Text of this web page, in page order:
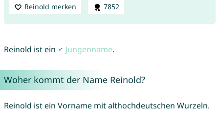
Reinold merken 7852
Reinold ist ein ♂ Jungenname.
Woher kommt der Name Reinold?
Reinold ist ein Vorname mit althochdeutschen Wurzeln.